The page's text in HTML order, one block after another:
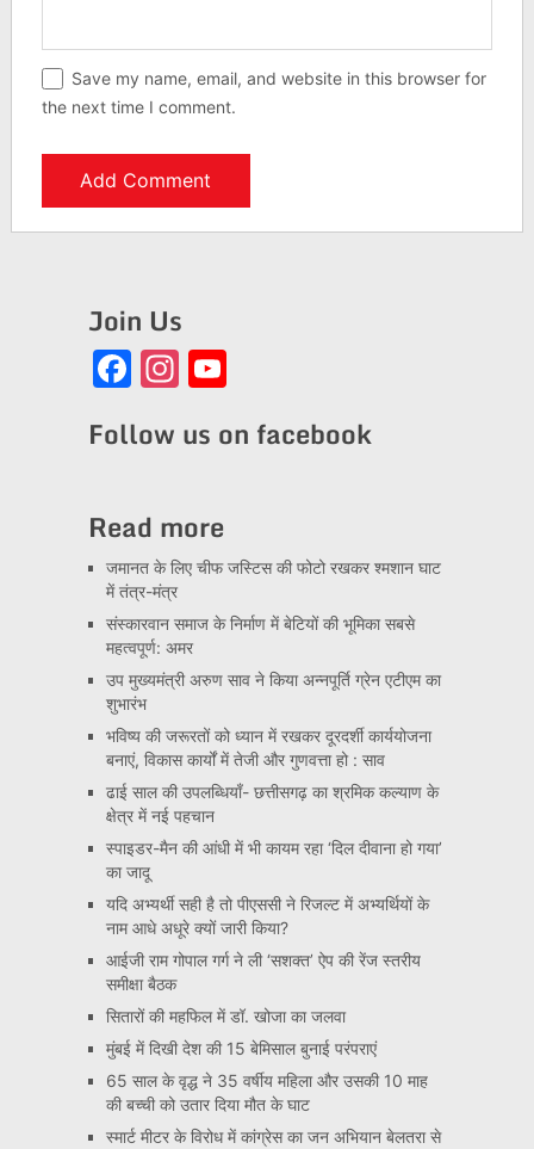
Save my name, email, and website in this browser for
the next time I comment.
Join Us
Facebook
Instagram
YouTube
Follow us on facebook
Read more
जमानत के लिए चीफ जस्टिस की फोटो रखकर श्मशान घाट
में तंत्र-मंत्र
संस्कारवान समाज के निर्माण में बेटियों की भूमिका सबसे
महत्वपूर्ण: अमर
उप मुख्यमंत्री अरुण साव ने किया अन्नपूर्ति ग्रेन एटीएम का
शुभारंभ
भविष्य की जरूरतों को ध्यान में रखकर दूरदर्शी कार्ययोजना
बनाएं, विकास कार्यों में तेजी और गुणवत्ता हो : साव
ढाई साल की उपलब्धियाँ- छत्तीसगढ़ का श्रमिक कल्याण के
क्षेत्र में नई पहचान
स्पाइडर-मैन की आंधी में भी कायम रहा ‘दिल दीवाना हो गया’
का जादू
यदि अभ्यर्थी सही है तो पीएससी ने रिजल्ट में अभ्यर्थियों के
नाम आधे अधूरे क्यों जारी किया?
आईजी राम गोपाल गर्ग ने ली ‘सशक्त’ ऐप की रेंज स्तरीय
समीक्षा बैठक
सितारों की महफिल में डॉ. खोजा का जलवा
मुंबई में दिखी देश की 15 बेमिसाल बुनाई परंपराएं
65 साल के वृद्ध ने 35 वर्षीय महिला और उसकी 10 माह
की बच्ची को उतार दिया मौत के घाट
स्मार्ट मीटर के विरोध में कांग्रेस का जन अभियान बेलतरा से